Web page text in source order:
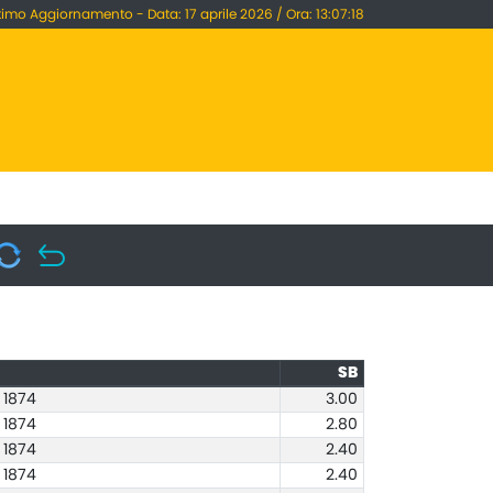
Aggiornamento - Data: 17 aprile 2026 / Ora: 13:07:18
SB
1874
3.00
1874
2.80
1874
2.40
1874
2.40